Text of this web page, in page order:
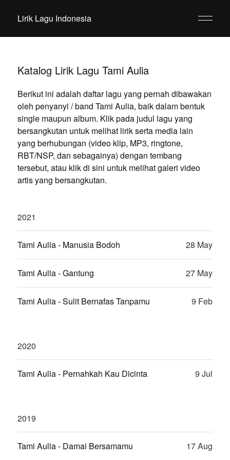
Lirik Lagu Indonesia
Katalog Lirik Lagu Tami Aulia
Berikut ini adalah daftar lagu yang pernah dibawakan
oleh penyanyi / band Tami Aulia, baik dalam bentuk
single maupun album. Klik pada judul lagu yang
bersangkutan untuk melihat lirik serta media lain
yang berhubungan (video klip, MP3, ringtone,
RBT/NSP, dan sebagainya) dengan tembang
tersebut, atau klik di sini untuk melihat galeri video
artis yang bersangkutan.
2021
Tami Aulia - Manusia Bodoh 28 May
Tami Aulia - Gantung 27 May
Tami Aulia - Sulit Bernafas Tanpamu 9 Feb
2020
Tami Aulia - Pernahkah Kau Dicinta 9 Jul
2019
Tami Aulia - Damai Bersamamu 17 Aug